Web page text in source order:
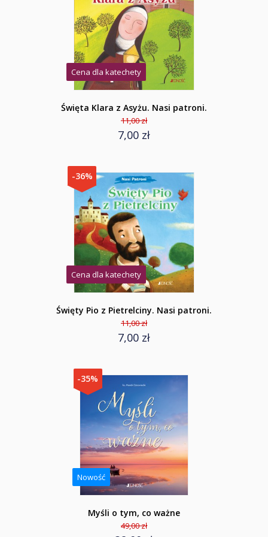
Cena dla katechety
Święta Klara z Asyżu. Nasi patroni.
11,00 zł
7,00 zł
-36%
Cena dla katechety
Święty Pio z Pietrelciny. Nasi patroni.
11,00 zł
7,00 zł
-35%
Nowość
Myśli o tym, co ważne
49,00 zł